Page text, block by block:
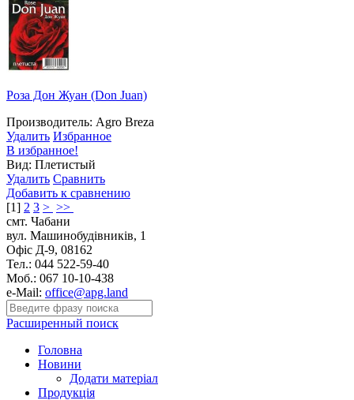
Роза Дон Жуан (Don Juan)
Производитель: Agro Breza
Удалить Избранное
В избранное!
Вид: Плетистый
Удалить Сравнить
Добавить к сравнению
[1] 2 3 > >>
смт. Чабани
вул. Машинобудівників, 1
Офіс Д-9, 08162
Тел.: 044 522-59-40
Моб.: 067 10-10-438
e-Mail: office@apg.land
Расширенный поиск
Головна
Новини
Додати матеріал
Продукція